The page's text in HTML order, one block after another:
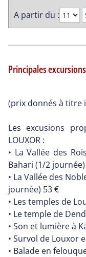
A partir du :
Principales excursions
(prix donnés à titre
Les excusions
LOUXOR :
• La Vallée des
Bahari (1/2
• La Vallée des
journée) 53
• Les temples de
• Le temple de
• Son et lumière à
• Survol de
• Balade en